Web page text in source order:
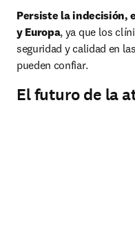
Persiste la indecisión,
y Europa, ya que los
seguridad y calidad en
pueden confiar.
El futuro de la